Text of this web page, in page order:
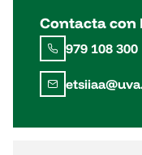
Contacta con
979 108 300